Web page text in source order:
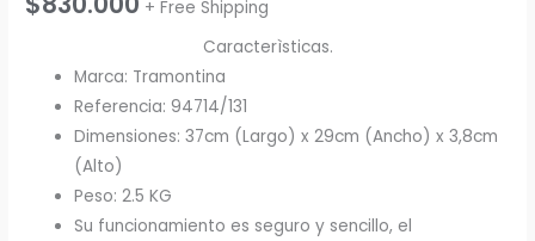
+ Free Shipping
Caracterìsticas.
Marca: Tramontina
Referencia: 94714/131
Dimensiones: 37cm (Largo) x 29cm (Ancho) x 3,8cm
(Alto)
Peso: 2.5 KG
Su funcionamiento es seguro y sencillo, el